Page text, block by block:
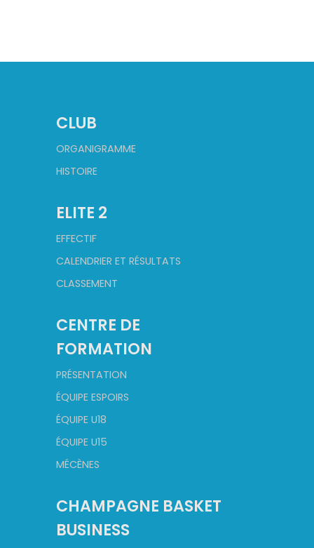
CLUB
ORGANIGRAMME
HISTOIRE
ELITE 2
EFFECTIF
CALENDRIER ET RÉSULTATS
CLASSEMENT
CENTRE DE
FORMATION
PRÉSENTATION
ÉQUIPE ESPOIRS
ÉQUIPE U18
ÉQUIPE U15
MÉCÈNES
CHAMPAGNE BASKET
BUSINESS